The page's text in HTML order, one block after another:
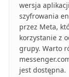
wersja
szyfrowania
przez Meta,
korzystanie z
grupy. Warto
jest dostępna.